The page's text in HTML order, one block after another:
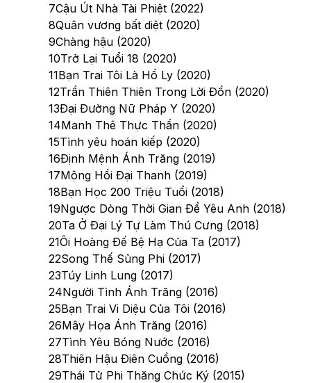
7Cậu Út Nhà Tài Phiệt (2022)
8Quân vương bất diệt (2020)
9Chàng hậu (2020)
10Trở Lại Tuổi 18 (2020)
11Bạn Trai Tôi Là Hồ Ly (2020)
12Trần Thiên Thiên Trong Lời Đồn (2020)
13Đại Đường Nữ Pháp Y (2020)
14Manh Thê Thực Thần (2020)
15Tình yêu hoán kiếp (2020)
16Định Mệnh Ánh Trăng (2019)
17Mộng Hồi Đại Thanh (2019)
18Bạn Học 200 Triệu Tuổi (2018)
19Ngược Dòng Thời Gian Để Yêu Anh (2018)
20Ta Ở Đại Lý Tự Làm Thú Cưng (2018)
21Ôi Hoàng Đế Bệ Hạ Của Ta (2017)
22Song Thế Sủng Phi (2017)
23Túy Linh Lung (2017)
24Người Tình Ánh Trăng (2016)
25Bạn Trai Vi Diệu Của Tôi (2016)
26Mây Họa Ánh Trăng (2016)
27Tình Yêu Bóng Nước (2016)
28Thiên Hậu Điên Cuồng (2016)
29Thái Tử Phi Thăng Chức Ký (2015)